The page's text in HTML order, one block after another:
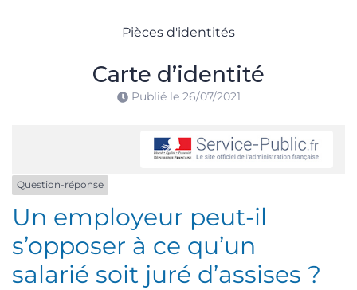
Pièces d'identités
Carte d’identité
Publié le 26/07/2021
Question-réponse
Un employeur peut-il
s’opposer à ce qu’un
salarié soit juré d’assises ?